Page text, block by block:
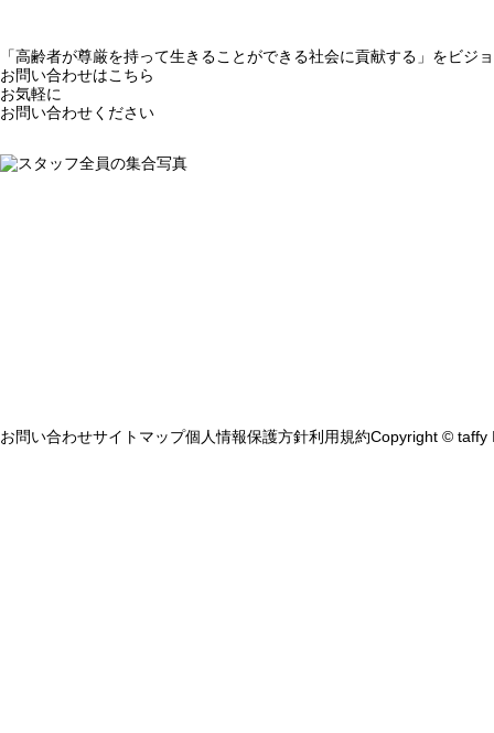
「高齢者が尊厳を持って生きることができる社会に貢献する」をビ
お問い合わせはこちら
お気軽に
お問い合わせください
お問い合わせサイトマップ個人情報保護方針利用規約Copyright © taffy